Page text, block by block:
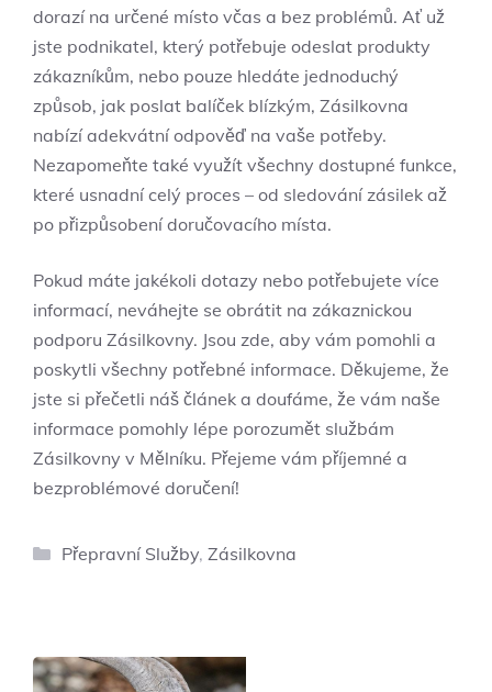
dorazí na určené místo včas a bez problémů. Ať už
jste podnikatel, který potřebuje odeslat produkty
zákazníkům, nebo pouze hledáte jednoduchý
způsob, jak poslat balíček blízkým, Zásilkovna
nabízí adekvátní odpověď na vaše potřeby.
Nezapomeňte také využít všechny dostupné funkce,
které usnadní celý proces – od sledování zásilek až
po přizpůsobení doručovacího místa.
Pokud máte jakékoli dotazy nebo potřebujete více
informací, neváhejte se obrátit na zákaznickou
podporu Zásilkovny. Jsou zde, aby vám pomohli a
poskytli všechny potřebné informace. Děkujeme, že
jste si přečetli náš článek a doufáme, že vám naše
informace pomohly lépe porozumět službám
Zásilkovny v Mělníku. Přejeme vám příjemné a
bezproblémové doručení!
Rubriky
Přepravní Služby, Zásilkovna